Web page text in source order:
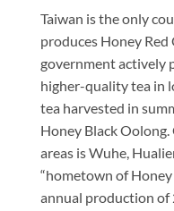
Taiwan is the only
produces Honey Red
government actively
higher-quality tea in
tea harvested in
Honey Black
areas is Wuhe,
“hometown of
annual production of